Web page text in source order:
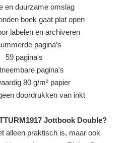
en duurzame omslag
boek gaat plat open
labelen en archiveren
pagina’s
59 pagina's
pagina's
80 g/m² papier
doordrukken van inkt
Jottbook Double?
alleen praktisch is, maar ook